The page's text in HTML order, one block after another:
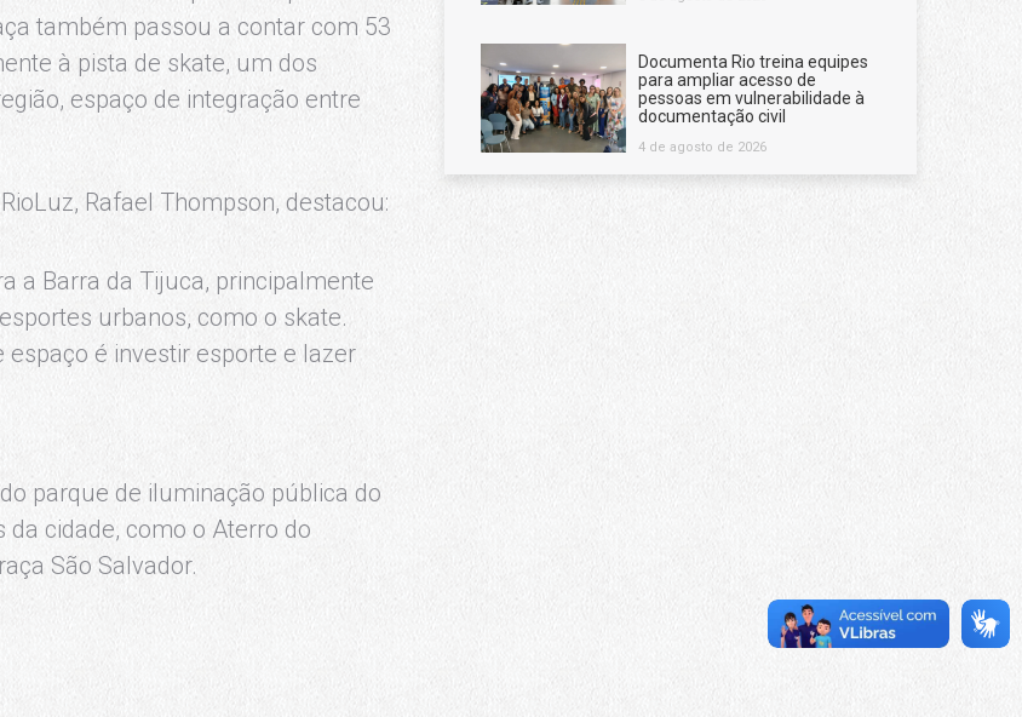
também passou a contar com 53
à pista de skate, um dos
espaço de integração entre
Rafael Thompson, destacou:
a Barra da Tijuca, principalmente
urbanos, como o skate.
é investir esporte e lazer
parque de iluminação pública do
cidade, como o Aterro do
São Salvador.
Documenta Rio treina equipes
para ampliar acesso de
pessoas em vulnerabilidade à
documentação civil
4 de agosto de 2026